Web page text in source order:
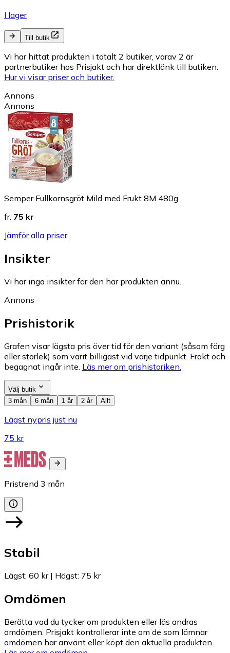
I lager
Till butik
Vi har hittat produkten i totalt 2 butiker, varav 2 är
partnerbutiker hos Prisjakt och har direktlänk till butiken.
Hur vi visar priser och butiker.
Annons
Annons
Semper Fullkornsgröt Mild med Frukt 8M 480g
fr. 75 kr
Jämför alla priser
Insikter
Vi har inga insikter för den här produkten ännu.
Annons
Prishistorik
Grafen visar lägsta pris över tid för den variant (såsom färg
eller storlek) som varit billigast vid varje tidpunkt. Frakt och
begagnat ingår inte. Läs mer om prishistoriken.
Välj butik
3 mån
6 mån 1 år 2 år Allt
Lägst nypris just nu
75 kr
Pristrend 3 mån
Stabil
Lägst: 60 kr| Högst: 75 kr
Omdömen
Berätta vad du tycker om produkten eller läs andras
omdömen. Prisjakt kontrollerar inte om de som lämnar
omdömen har använt eller köpt den aktuella produkten.